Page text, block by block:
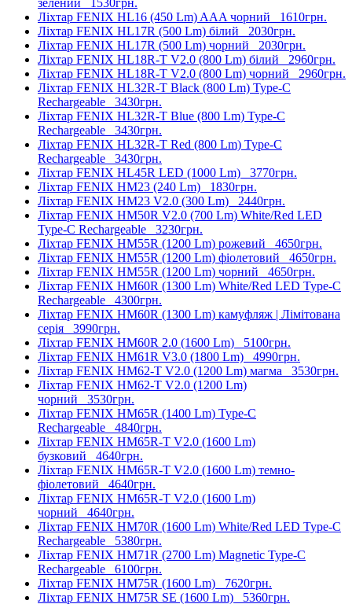
зелений 1530грн.
Ліхтар FENIX HL16 (450 Lm) AAA чорний 1610грн.
Ліхтар FENIX HL17R (500 Lm) білий 2030грн.
Ліхтар FENIX HL17R (500 Lm) чорний 2030грн.
Ліхтар FENIX HL18R-T V2.0 (800 Lm) білий 2960грн.
Ліхтар FENIX HL18R-T V2.0 (800 Lm) чорний 2960грн.
Ліхтар FENIX HL32R-T Black (800 Lm) Type-C
Rechargeable 3430грн.
Ліхтар FENIX HL32R-T Blue (800 Lm) Type-C
Rechargeable 3430грн.
Ліхтар FENIX HL32R-T Red (800 Lm) Type-C
Rechargeable 3430грн.
Ліхтар FENIX HL45R LED (1000 Lm) 3770грн.
Ліхтар FENIX HM23 (240 Lm) 1830грн.
Ліхтар FENIX HM23 V2.0 (300 Lm) 2440грн.
Ліхтар FENIX HM50R V2.0 (700 Lm) White/Red LED
Type-C Rechargeable 3230грн.
Ліхтар FENIX HM55R (1200 Lm) рожевий 4650грн.
Ліхтар FENIX HM55R (1200 Lm) фіолетовий 4650грн.
Ліхтар FENIX HM55R (1200 Lm) чорний 4650грн.
Ліхтар FENIX HM60R (1300 Lm) White/Red LED Type-C
Rechargeable 4300грн.
Ліхтар FENIX HM60R (1300 Lm) камуфляж | Лімітована
серія 3990грн.
Ліхтар FENIX HM60R 2.0 (1600 Lm) 5100грн.
Ліхтар FENIX HM61R V3.0 (1800 Lm) 4990грн.
Ліхтар FENIX HM62-T V2.0 (1200 Lm) магма 3530грн.
Ліхтар FENIX HM62-T V2.0 (1200 Lm)
чорний 3530грн.
Ліхтар FENIX HM65R (1400 Lm) Type-C
Rechargeable 4840грн.
Ліхтар FENIX HM65R-T V2.0 (1600 Lm)
бузковий 4640грн.
Ліхтар FENIX HM65R-T V2.0 (1600 Lm) темно-
фіолетовий 4640грн.
Ліхтар FENIX HM65R-T V2.0 (1600 Lm)
чорний 4640грн.
Ліхтар FENIX HM70R (1600 Lm) White/Red LED Type-C
Rechargeable 5380грн.
Ліхтар FENIX HM71R (2700 Lm) Magnetic Type-C
Rechargeable 6100грн.
Ліхтар FENIX HM75R (1600 Lm) 7620грн.
Ліхтар FENIX HM75R SE (1600 Lm) 5360грн.